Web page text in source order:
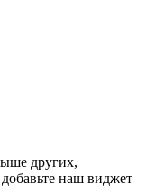
других,
наш виджет